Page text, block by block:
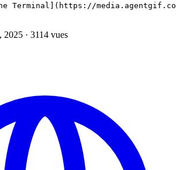
Terminal](https://
2025 · 3114 vues